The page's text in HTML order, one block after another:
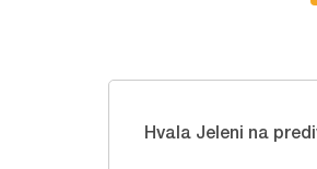
Hvala Jeleni na